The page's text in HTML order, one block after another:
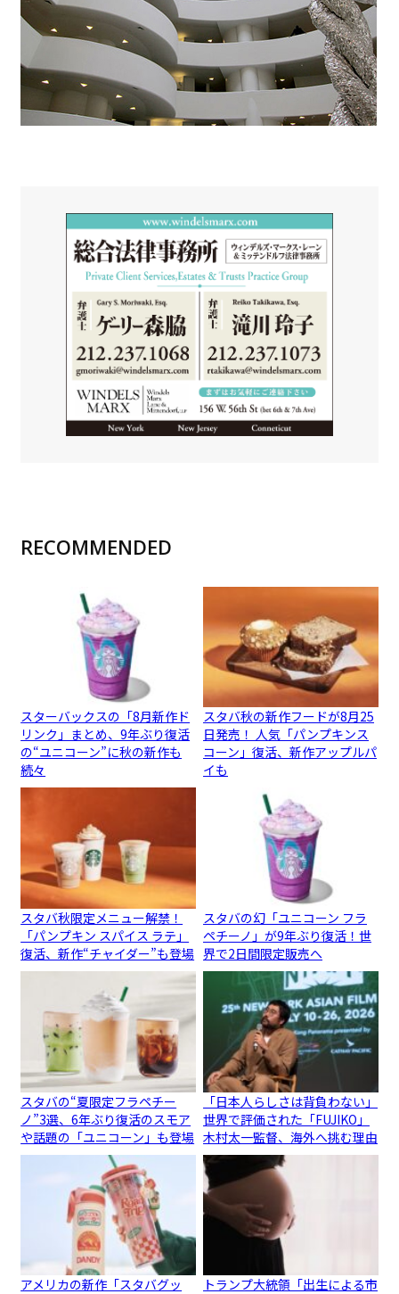
RECOMMENDED
スターバックスの「8月新作ド
リンク」まとめ、9年ぶり復活
の“ユニコーン”に秋の新作も
続々
スタバ秋の新作フードが8月25
日発売！ 人気「パンプキンス
コーン」復活、新作アップルパ
イも
スタバ秋限定メニュー解禁！
「パンプキン スパイス ラテ」
復活、新作“チャイダー”も登場
スタバの幻「ユニコーン フラ
ペチーノ」が9年ぶり復活！世
界で2日間限定販売へ
スタバの“夏限定フラペチー
ノ”3選、6年ぶり復活のスモア
や話題の「ユニコーン」も登場
「日本人らしさは背負わない」
世界で評価された「FUJIKO」
木村太一監督、海外へ挑む理由
アメリカの新作「スタバグッ
トランプ大統領「出生による市